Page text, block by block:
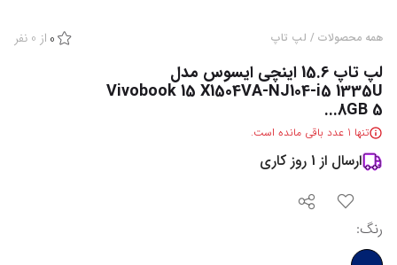
همه محصولات / لپ تاپ 0 از 0 نفر
لپ تاپ 15.6 اینچی ایسوس مدل
Vivobook 15 X1504VA-NJ104-i5 1335U
8GB 5...
تنها 1 عدد باقی مانده است.
ارسال از 1 روز کاری
رنگ: